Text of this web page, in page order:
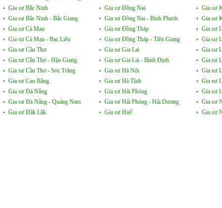
Gia sư Bắc Ninh
Gia sư Bắc Ninh - Bắc Giang
Gia sư Cà Mau
Gia sư Cà Mau - Bạc Liêu
Gia sư Cần Thơ
Gia sư Cần Thơ - Hậu Giang
Gia sư Cần Thơ - Sóc Trăng
Gia sư Cao Bằng
Gia sư Đà Nẵng
Gia sư Đà Nẵng - Quảng Nam
Gia sư Đăk Lăk
Gia sư Đồng Nai
Gia sư Đồng Nai - Bình Phước
Gia sư Đồng Tháp
Gia sư Đồng Tháp - Tiền Giang
Gia sư Gia Lai
Gia sư Gia Lai - Bình Định
Gia sư Hà Nội
Gia sư Hà Tĩnh
Gia sư Hải Phòng
Gia sư Hải Phòng - Hải Dương
Gia sư Huế
Gia sư
Gia sư
Gia sư
Gia sư
Gia sư
Gia sư
Gia sư
Gia sư
Gia sư
Gia sư
Gia sư